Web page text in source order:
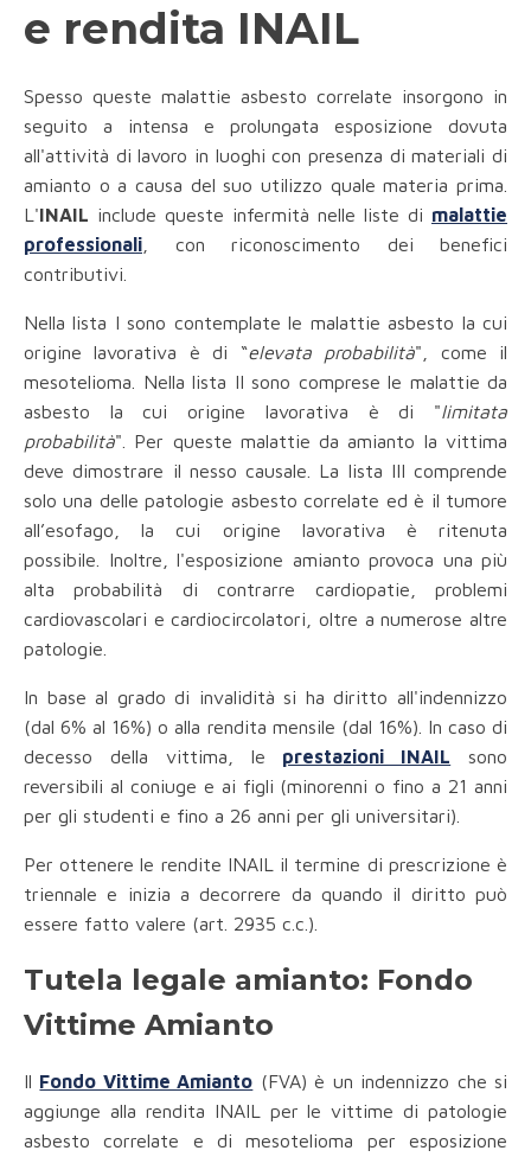
e rendita INAIL
Spesso queste malattie asbesto correlate insorgono in
seguito a intensa e prolungata esposizione dovuta
all'attività di lavoro in luoghi con presenza di materiali di
amianto o a causa del suo utilizzo quale materia prima.
L'INAIL include queste infermità nelle liste di malattie
professionali , con riconoscimento dei benefici
contributivi.
Nella lista I sono contemplate le malattie asbesto la cui
origine lavorativa è di “elevata probabilità", come il
mesotelioma. Nella lista II sono comprese le malattie da
asbesto la cui origine lavorativa è di "limitata
probabilità". Per queste malattie da amianto la vittima
deve dimostrare il nesso causale. La lista III comprende
solo una delle patologie asbesto correlate ed è il tumore
all’esofago, la cui origine lavorativa è ritenuta
possibile. Inoltre, l'esposizione amianto provoca una più
alta probabilità di contrarre cardiopatie, problemi
cardiovascolari e cardiocircolatori, oltre a numerose altre
patologie.
In base al grado di invalidità si ha diritto all'indennizzo
(dal 6% al 16%) o alla rendita mensile (dal 16%). In caso di
decesso della vittima, le prestazioni INAIL sono
reversibili al coniuge e ai figli (minorenni o fino a 21 anni
per gli studenti e fino a 26 anni per gli universitari).
Per ottenere le rendite INAIL il termine di prescrizione è
triennale e inizia a decorrere da quando il diritto può
essere fatto valere (art. 2935 c.c.).
Tutela legale amianto: Fondo
Vittime Amianto
Il Fondo Vittime Amianto (FVA) è un indennizzo che si
aggiunge alla rendita INAIL per le vittime di patologie
asbesto correlate e di mesotelioma per esposizione